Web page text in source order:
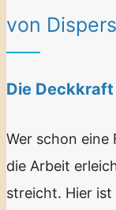
von
Die
Wer schon eine
die Arbeit
streicht. Hier